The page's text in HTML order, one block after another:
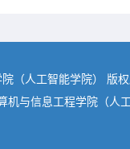
（人工智能学院） 版
机与信息工程学院（人